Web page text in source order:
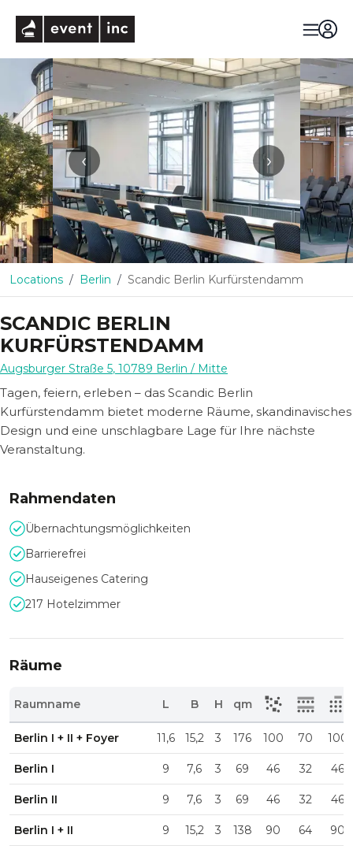
‹ ›
Locations Berlin Scandic Berlin Kurfürstendamm
SCANDIC BERLIN
KURFÜRSTENDAMM
Augsburger Straße 5, 10789 Berlin / Mitte
Tagen, feiern, erleben – das Scandic Berlin
Kurfürstendamm bietet moderne Räume, skandinavisches
Design und eine unschlagbare Lage für Ihre nächste
Veranstaltung.
Rahmendaten
Übernachtungsmöglichkeiten
Barrierefrei
Hauseigenes Catering
217 Hotelzimmer
Räume
Raumname L B H qm
Berlin I + II + Foyer 11,6 15,2 3 176 100 70 100
Berlin I 9 7,6 3 69 46 32 46
Berlin II 9 7,6 3 69 46 32 46
Berlin I + II 9 15,2 3 138 90 64 90